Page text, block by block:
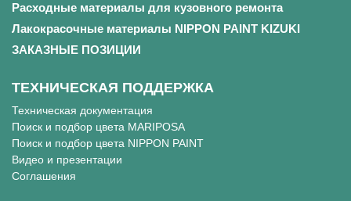
Расходные материалы для кузовного ремонта
Лакокрасочные материалы NIPPON PAINT KIZUKI
ЗАКАЗНЫЕ ПОЗИЦИИ
ТЕХНИЧЕСКАЯ ПОДДЕРЖКА
Техническая документация
Поиск и подбор цвета MARIPOSA
Поиск и подбор цвета NIPPON PAINT
Видео и презентации
Соглашения